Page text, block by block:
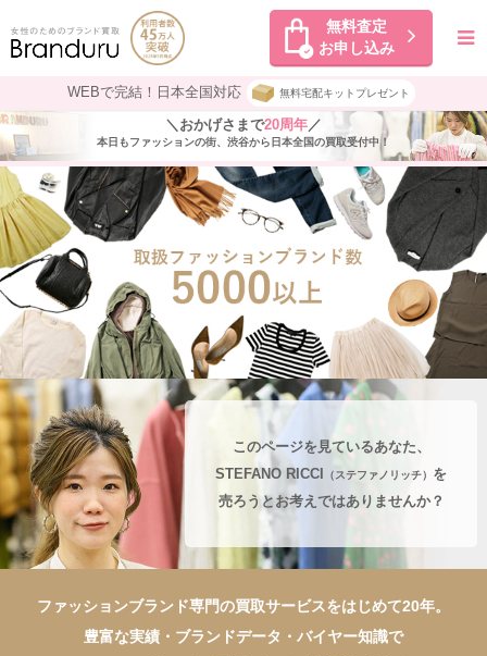
無料査定
お申し込み
WEBで完結！日本全国対応 無料宅配キットプレゼント
＼おかげさまで20周年／
本日もファッションの街、渋谷から日本全国の買取受付中！
このページを見ているあなた、
STEFANO RICCI （ステファノリッチ） を
売ろうとお考えではありませんか？
ファッションブランド専門の買取サービスをはじめて20年。
豊富な実績・ブランドデータ・バイヤー知識で